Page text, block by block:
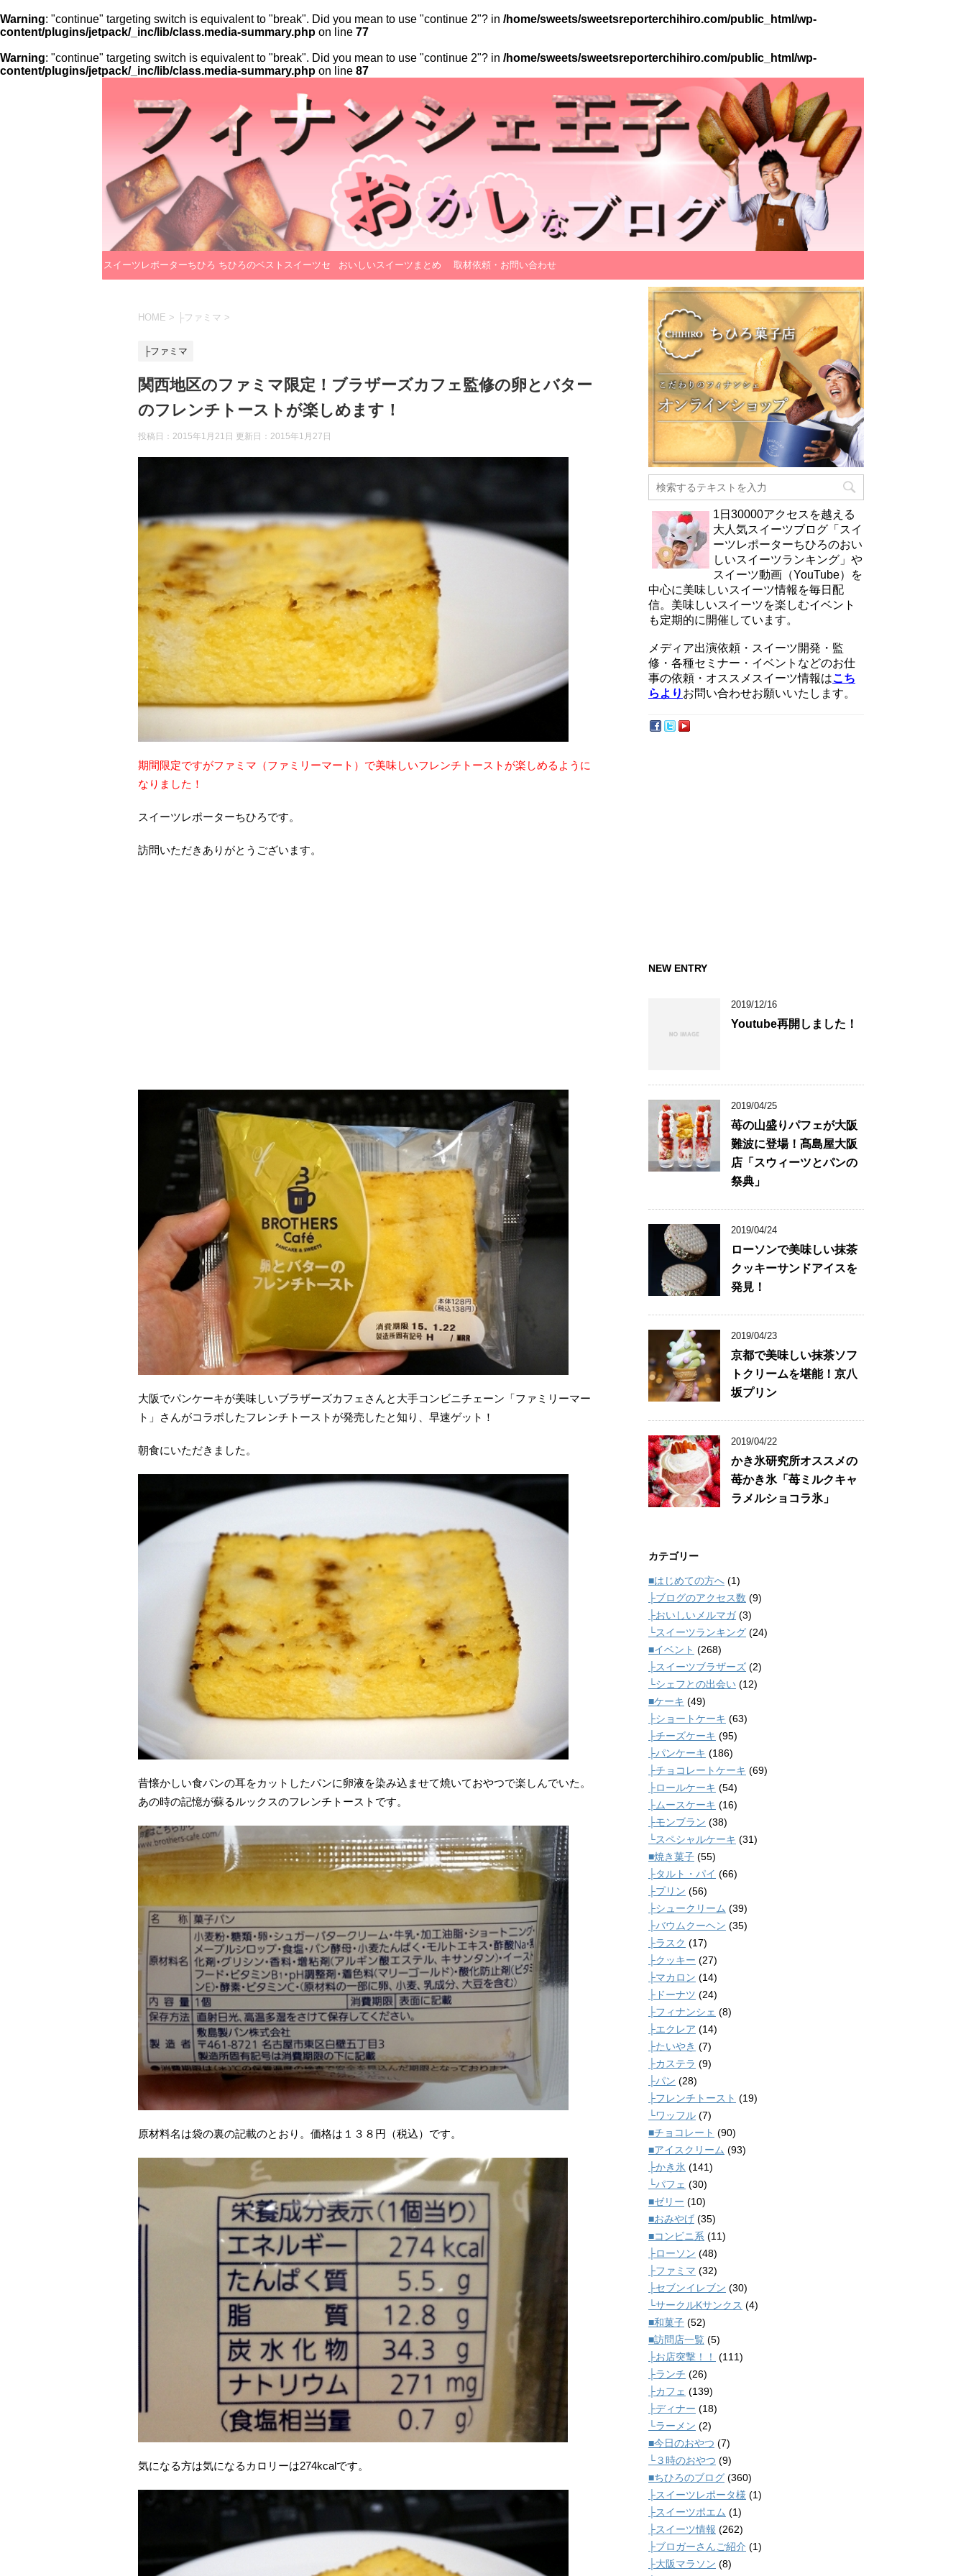
Warning: "continue" targeting switch is equivalent to "break". Did you mean to use "continue 2"? in /home/sweets/sweetsreporterchihiro.com/public_html/wp-
content/plugins/jetpack/_inc/lib/class.media-summary.php on line 77
Warning: "continue" targeting switch is equivalent to "break". Did you mean to use "continue 2"? in /home/sweets/sweetsreporterchihiro.com/public_html/wp-
content/plugins/jetpack/_inc/lib/class.media-summary.php on line 87
スイーツレポーターちひろ ちひろのベストスイーツセ おいしいスイーツまとめ 取材依頼・お問い合わせ
HOME > ├ファミマ >
├ファミマ
関西地区のファミマ限定！ブラザーズカフェ監修の卵とバター
のフレンチトーストが楽しめます！
投稿日：2015年1月21日 更新日： 2015年1月27日
期間限定ですがファミマ（ファミリーマート）で美味しいフレンチトーストが楽しめるように
なりました！
スイーツレポーターちひろです。
訪問いただきありがとうございます。
大阪でパンケーキが美味しいブラザーズカフェさんと大手コンビニチェーン「ファミリーマー
ト」さんがコラボしたフレンチトーストが発売したと知り、早速ゲット！
朝食にいただきました。
昔懐かしい食パンの耳をカットしたパンに卵液を染み込ませて焼いておやつで楽しんでいた。
あの時の記憶が蘇るルックスのフレンチトーストです。
原材料名は袋の裏の記載のとおり。価格は１３８円（税込）です。
気になる方は気になるカロリーは274kcalです。
1日30000アクセスを越える
大人気スイーツブログ「スイ
ーツレポーターちひろのおい
しいスイーツランキング」や
スイーツ動画（YouTube）を
中心に美味しいスイーツ情報を毎日配
信。美味しいスイーツを楽しむイベント
も定期的に開催しています。
メディア出演依頼・スイーツ開発・監
修・各種セミナー・イベントなどのお仕
事の依頼・オススメスイーツ情報はこち
らより お問い合わせお願いいたします。
NEW ENTRY
2019/12/16
Youtube再開しました！
2019/04/25
苺の山盛りパフェが大阪
難波に登場！髙島屋大阪
店「スウィーツとパンの
祭典」
2019/04/24
ローソンで美味しい抹茶
クッキーサンドアイスを
発見！
2019/04/23
京都で美味しい抹茶ソフ
トクリームを堪能！京八
坂プリン
2019/04/22
かき氷研究所オススメの
苺かき氷「苺ミルクキャ
ラメルショコラ氷」
カテゴリー
■はじめての方へ (1)
├ブログのアクセス数 (9)
├おいしいメルマガ(3)
└スイーツランキング (24)
■イベント (268)
├スイーツブラザーズ (2)
└シェフとの出会い (12)
■ケーキ (49)
├ショートケーキ (63)
├チーズケーキ (95)
├パンケーキ (186)
├チョコレートケーキ (69)
├ロールケーキ (54)
├ムースケーキ (16)
├モンブラン (38)
└スペシャルケーキ (31)
■焼き菓子 (55)
├タルト・パイ (66)
├プリン (56)
├シュークリーム (39)
├バウムクーヘン (35)
├ラスク (17)
├クッキー (27)
├マカロン (14)
├ドーナツ (24)
├フィナンシェ (8)
├エクレア (14)
├たいやき (7)
├カステラ (9)
├パン (28)
├フレンチトースト (19)
└ワッフル (7)
■チョコレート (90)
■アイスクリーム (93)
├かき氷 (141)
└パフェ (30)
■ゼリー (10)
■おみやげ (35)
■コンビニ系 (11)
├ローソン (48)
├ファミマ (32)
├セブンイレブン (30)
└サークルKサンクス (4)
■和菓子 (52)
■訪問店一覧 (5)
├お店突撃！！
(111)
├ランチ (26)
├カフェ (139)
├ディナー (18)
└ラーメン (2)
■今日のおやつ (7)
└３時のおやつ (9)
■ちひろのブログ (360)
├スイーツレポータ様 (1)
├スイーツポエム (1)
├スイーツ情報 (262)
├ブロガーさんご紹介 (1)
├大阪マラソン (8)